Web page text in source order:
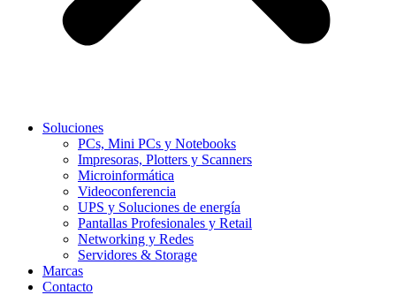
Soluciones
PCs, Mini PCs y Notebooks
Impresoras, Plotters y Scanners
Microinformática
Videoconferencia
UPS y Soluciones de energía
Pantallas Profesionales y Retail
Networking y Redes
Servidores & Storage
Marcas
Contacto